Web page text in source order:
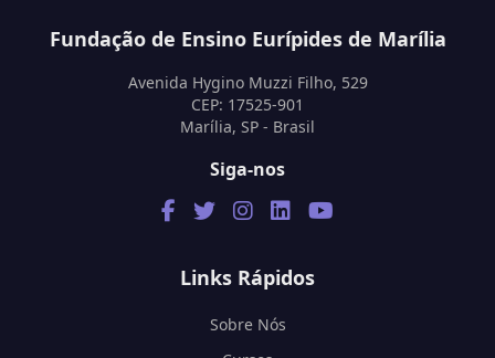
Fundação de Ensino Eurípides de Marília
Avenida Hygino Muzzi Filho, 529
CEP: 17525-901
Marília, SP - Brasil
Siga-nos
Links Rápidos
Sobre Nós